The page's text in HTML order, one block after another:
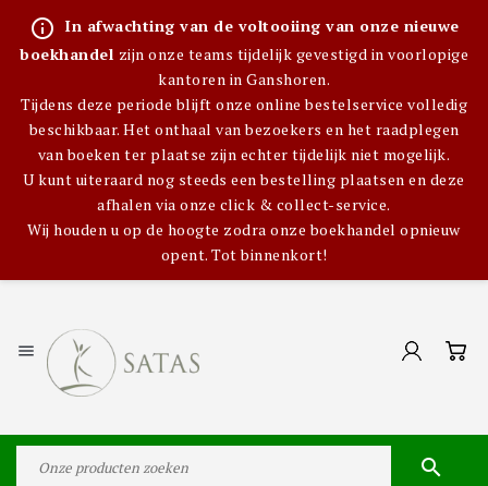
info_outline In afwachting van de voltooiing van onze nieuwe
boekhandel zijn onze teams tijdelijk gevestigd in voorlopige
kantoren in Ganshoren.
Tijdens deze periode blijft onze online bestelservice volledig
beschikbaar. Het onthaal van bezoekers en het raadplegen
van boeken ter plaatse zijn echter tijdelijk niet mogelijk.
U kunt uiteraard nog steeds een bestelling plaatsen en deze
afhalen via onze click & collect-service.
Wij houden u op de hoogte zodra onze boekhandel opnieuw
opent. Tot binnenkort!

